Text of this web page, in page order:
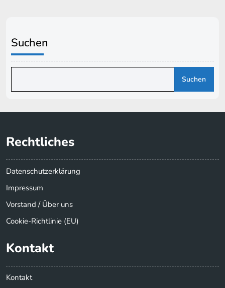
Suchen
Suchen
Rechtliches
Datenschutzerklärung
Impressum
Vorstand / Über uns
Cookie-Richtlinie (EU)
Kontakt
Kontakt